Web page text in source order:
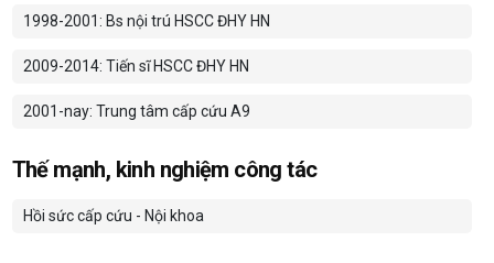
1998-2001: Bs nội trú HSCC ĐHY HN
2009-2014: Tiến sĩ HSCC ĐHY HN
2001-nay: Trung tâm cấp cứu A9
Thế mạnh, kinh nghiệm công tác
Hồi sức cấp cứu - Nội khoa